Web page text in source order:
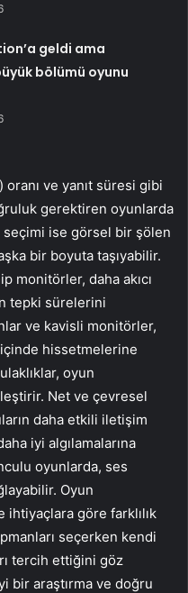
geldi ama
bölümü oyunu
ve yanıt süresi gibi
gerektiren oyunlarda
seçimi ise görsel bir şölen
bir boyuta taşıyabilir.
monitörler, daha akıcı
tepki sürelerini
ve kavisli monitörler,
hissetmelerine
oyun
Net ve çevresel
daha etkili iletişim
iyi algılamalarına
oyunlarda, ses
Oyun
göre farklılık
seçerken kendi
tercih ettiğini göz
bir araştırma ve doğru